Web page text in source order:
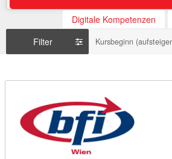
Digitale Kompetenzen
Filter
Kursbeginn